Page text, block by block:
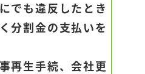
も違反したとき
割金の支払いを
生手続、会社更